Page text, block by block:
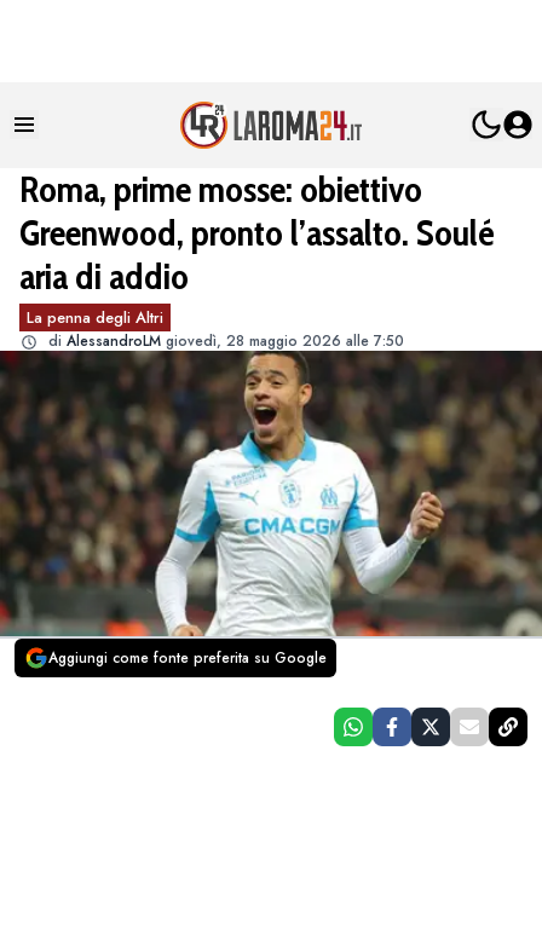
Roma, prime mosse: obiettivo
Greenwood, pronto l’assalto. Soulé
aria di addio
La penna degli Altri
di AlessandroLM giovedì, 28 maggio 2026 alle 7:50
Aggiungi come fonte preferita su Google